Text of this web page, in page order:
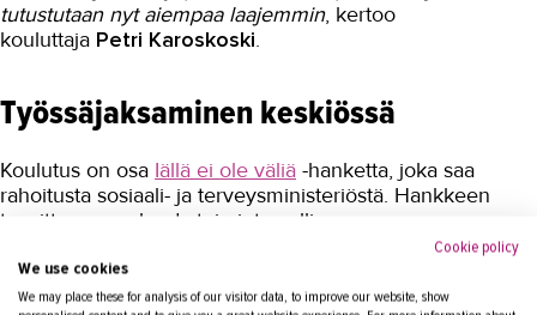
Pirkanmaan Senioripalveluiden
henkilöstölle
Urheiluhieronta
Työyhteisö ja työura
tutustutaan nyt aiempaa laajemmin, kertoo
kouluttaja Petri Karoskoski.
Työssäjaksaminen keskiössä
Koulutus on osa Iällä ei ole väliä -hanketta, joka saa
rahoitusta sosiaali- ja terveysministeriöstä. Hankkeen
tavoitteena on luoda toimintamalli
kokemustoimijatoiminnalle ja vakiinnuttaa se. Tampereen
kaupungin kotihoidossa ollaan edelläkävijöitä asian
suhteen. Siellä on lähdetty kehittämispäällikköMarjut
Cookie policy
We use cookies
We may place these for analysis of our visitor data, to improve our website, show